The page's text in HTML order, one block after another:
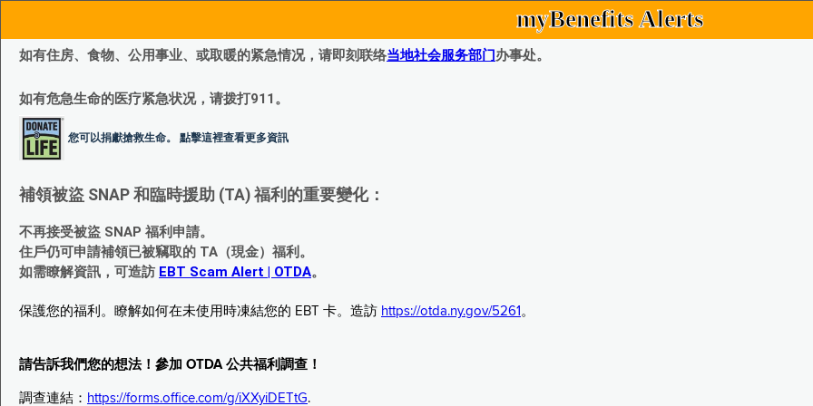
myBenefits Alerts
如有住房、食物、公用事业、或取暖的紧急情况，请即刻联络当地社会服务部门办事处。
如有危急生命的医疗紧急状况，请拨打911。
您可以捐獻搶救生命。 點擊這裡查看更多資訊
補領被盜 SNAP 和臨時援助 (TA) 福利的重要變化：
不再接受被盜 SNAP 福利申請。
住戶仍可申請補領已被竊取的 TA（現金）福利。
如需瞭解資訊，可造訪 EBT Scam Alert | OTDA。
保護您的福利。瞭解如何在未使用時凍結您的 EBT 卡。造訪 https://otda.ny.gov/5261 。
請告訴我們您的想法！參加 OTDA 公共福利調查！
調查連結： https://forms.office.com/g/iXXyiDETtG.